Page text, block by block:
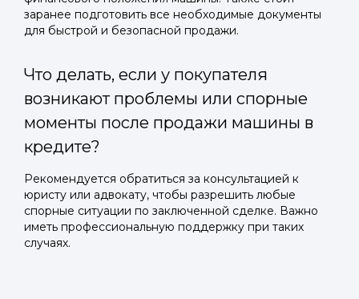
заранее подготовить все необходимые документы
для быстрой и безопасной продажи.
Что делать, если у покупателя
возникают проблемы или спорные
моменты после продажи машины в
кредите?
Рекомендуется обратиться за консультацией к
юристу или адвокату, чтобы разрешить любые
спорные ситуации по заключенной сделке. Важно
иметь профессиональную поддержку при таких
случаях.